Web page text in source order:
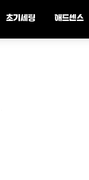
초기세팅 애드센스